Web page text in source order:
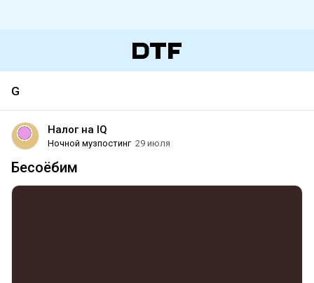
G
Налог на IQ
Ночной музпостинг 29 июля
Бесоёбим